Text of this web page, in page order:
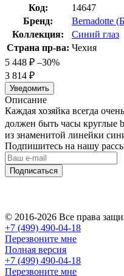
Код:
14647
Бренд:
Bernadotte
Коллекция:
Синий глаз
Страна пр-ва: Чехия
5 448 ₽ –30%
3 814 ₽
Уведомить
Описание
Каждая хозяйка всегда
должен быть часы круглые
из знаменитой линейки
Подпишитесь на нашу
Подписаться
© 2016-2026 Все права
+7 (499) 490-04-18
Перезвоните мне
Полная версия
+7 (499) 490-04-18
Перезвоните мне